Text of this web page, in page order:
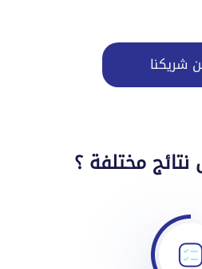
شريكنا
نتائج مختلفة ؟